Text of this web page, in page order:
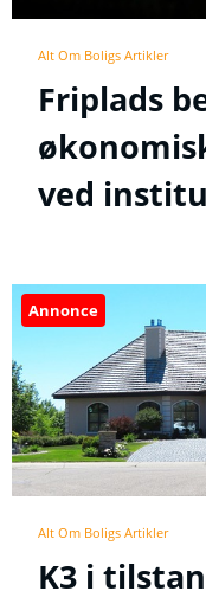
Alt Om Boligs Artikler
Friplads
ved
Annonce
Alt Om Boligs Artikler
K3 i